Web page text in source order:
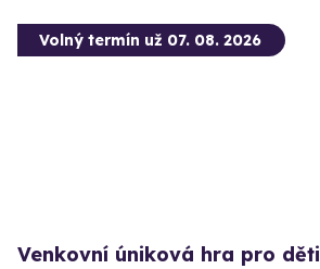
Volný termín už 07. 08. 2026
Venkovní úniková hra pro děti